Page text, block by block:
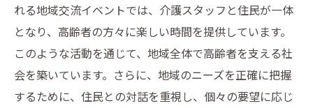
れる地域交流イベントでは、介護スタッフと住民が一体
となり、高齢者の方々に楽しい時間を提供しています。
このような活動を通じて、地域全体で高齢者を支える社
会を築いています。さらに、地域のニーズを正確に把握
するために、住民との対話を重視し、個々の要望に応じ